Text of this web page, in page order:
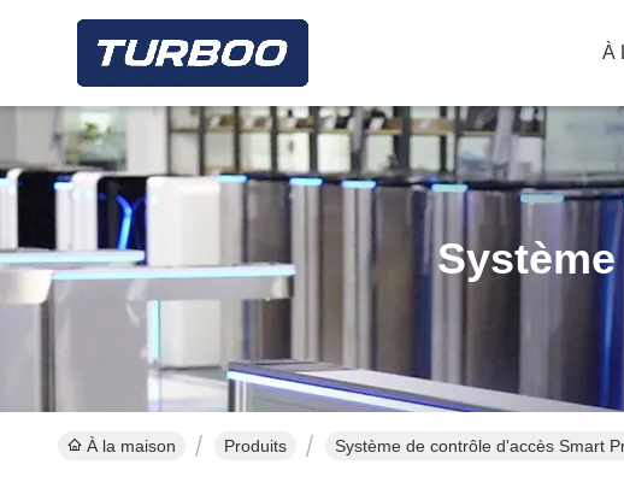
À
À la maison Produits Système de contrôle d'accès Smart